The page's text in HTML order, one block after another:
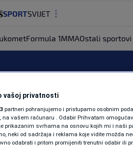
SPORTSVIJET
ZDRAVLJE
SHOWBIZ
KOLUMNE
PODCAST
Formula 1MMAOstali sportovi
ispisala
nikad
vašoj privatnosti
partneri pohranjujemo i pristupamo osobnim
na vašem računaru . Odabir Prihvatam
prikazanim svrhama na osnovu kojih mi i naši
neki od sadržaja i reklama koje vidite možda
odabrati i pritom promijeniti trenutni odabir ili